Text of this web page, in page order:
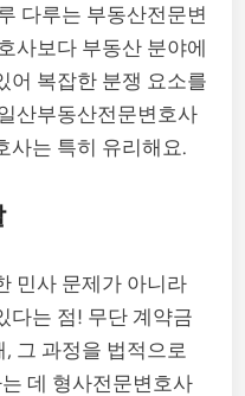
다루는 부동산전문변
사보다 부동산 분야에
어 복잡한 분쟁 요소를
산부동산전문변호사
사는 특히 유리해요.
민사 문제가 아니라
다는 점! 무단 계약금
그 과정을 법적으로
데 형사전문변호사